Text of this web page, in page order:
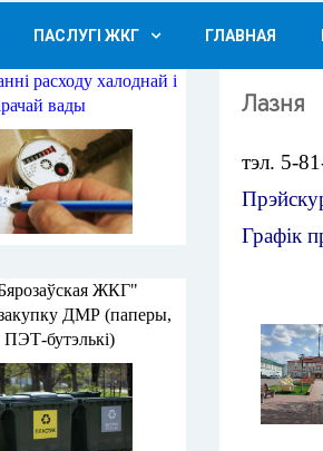
ПАСЛУГІ ЖКГ ГЛАВНАЯ
Лазня
тэл. 5-
Графік
расходу халоднай і
вады
ЖКГ"
ДМР (паперы,
бутэлькі)